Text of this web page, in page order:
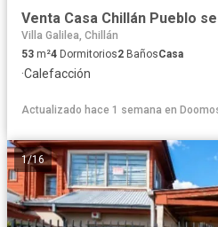
Villa Galilea, Chillán
53 m²4 Dormitorios2 BañosCasa
·Calefacción
Actualizado hace 1 semana en
1/16